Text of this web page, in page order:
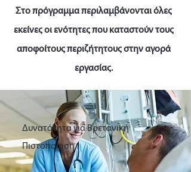
Στο πρόγραμμα περιλαμβάνονται όλες
εκείνες οι ενότητες που καταστούν τους
αποφοίτους περιζήτητους στην αγορά
εργασίας.
Δυνατότητα για Βρετανική
Πιστοποίηση